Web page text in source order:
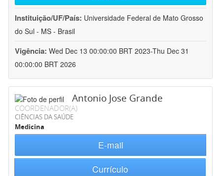
Instituição/UF/País: Universidade Federal de Mato Grosso
do Sul - MS - Brasil
Vigência: Wed Dec 13 00:00:00 BRT 2023-Thu Dec 31
00:00:00 BRT 2026
Antonio Jose Grande
COORDENADOR(A)
CIÊNCIAS DA SAÚDE
Medicina
E-mail
Currículo